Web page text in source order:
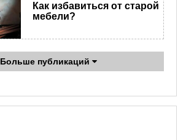
Как избавиться от старой
мебели?
Больше публикаций